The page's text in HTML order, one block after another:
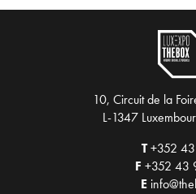
10, Circuit de la
L-1347
T +352
F +352 43
E